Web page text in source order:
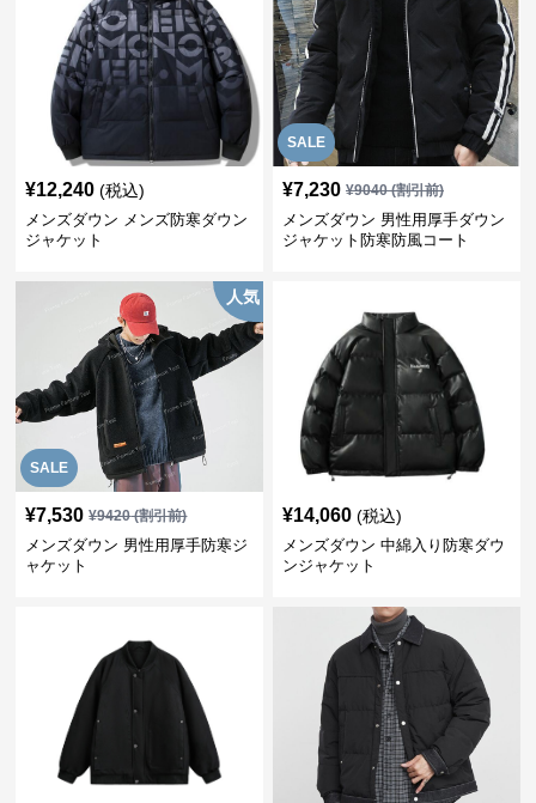
¥12,240 (税込)
メンズダウン メンズ防寒ダウン
ジャケット
SALE
¥7,230 ¥9040(割引前)
メンズダウン 男性用厚手ダウン
ジャケット防寒防風コート
SALE
人気
¥7,530 ¥9420(割引前)
メンズダウン 男性用厚手防寒ジ
ャケット
¥14,060 (税込)
メンズダウン 中綿入り防寒ダウ
ンジャケット